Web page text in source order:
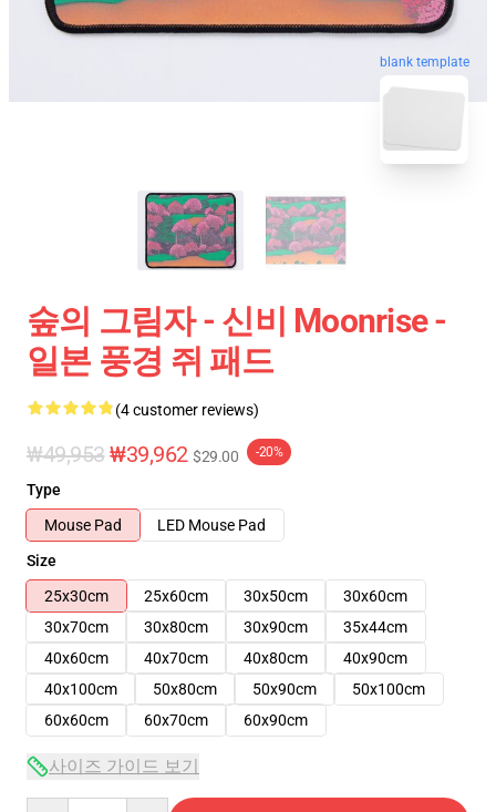
blank template
숲의 그림자 - 신비 Moonrise -
일본 풍경 쥐 패드
(4 customer reviews)
₩49,953 ₩39,962 $29.00 -20%
Type
Mouse Pad
LED Mouse Pad
Size
25x30cm
25x60cm 30x50cm
30x60cm
30x70cm
30x80cm 30x90cm
35x44cm
40x60cm
40x70cm 40x80cm
40x90cm
40x100cm
50x80cm 50x90cm
50x100cm
60x60cm
60x70cm 60x90cm
사이즈 가이드 보기